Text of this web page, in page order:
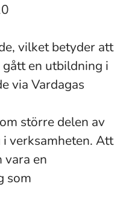
vilket betyder att
en utbildning i
via Vardagas
större delen av
verksamheten. Att
vara en
som